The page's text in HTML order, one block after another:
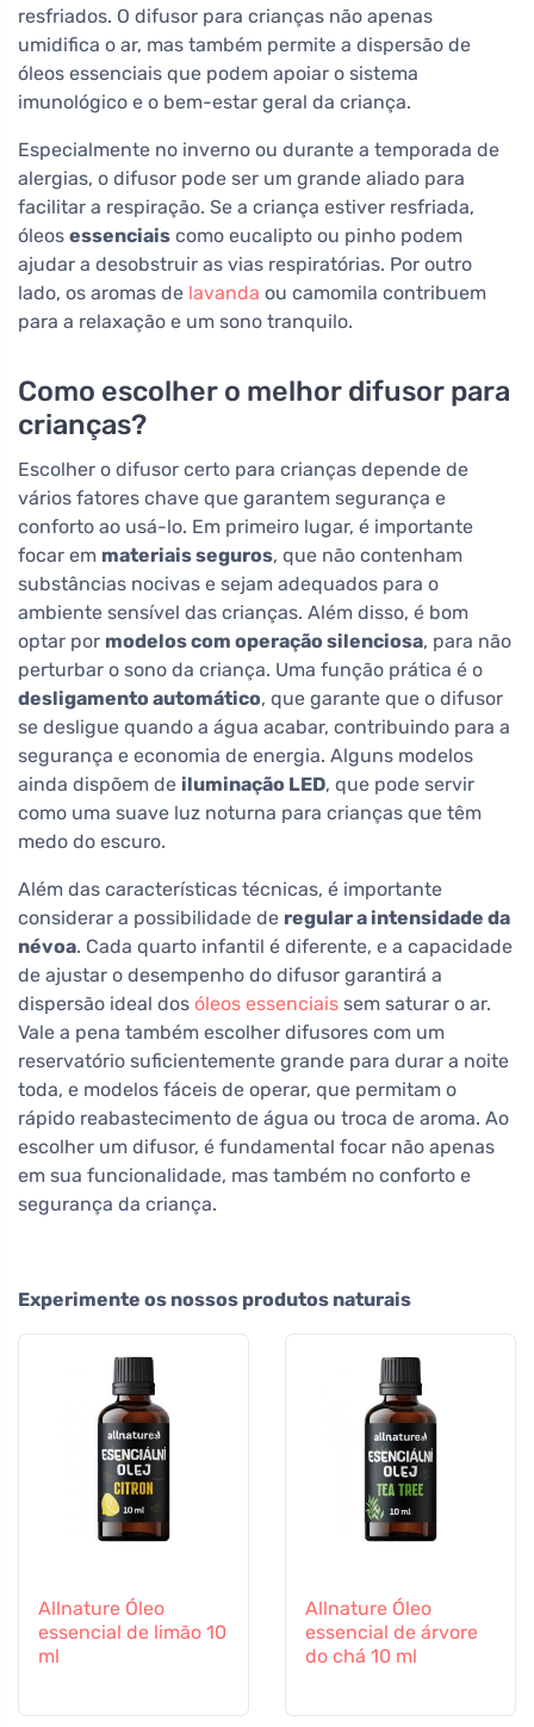
resfriados. O difusor para crianças não apenas
umidifica o ar, mas também permite a dispersão de
óleos essenciais que podem apoiar o sistema
imunológico e o bem-estar geral da criança.
Especialmente no inverno ou durante a temporada de
alergias, o difusor pode ser um grande aliado para
facilitar a respiração. Se a criança estiver resfriada,
óleos essenciais como eucalipto ou pinho podem
ajudar a desobstruir as vias respiratórias. Por outro
lado, os aromas de lavanda ou camomila contribuem
para a relaxação e um sono tranquilo.
Como escolher o melhor difusor para
crianças?
Escolher o difusor certo para crianças depende de
vários fatores chave que garantem segurança e
conforto ao usá-lo. Em primeiro lugar, é importante
focar em materiais seguros, que não contenham
substâncias nocivas e sejam adequados para o
ambiente sensível das crianças. Além disso, é bom
optar por modelos com operação silenciosa, para não
perturbar o sono da criança. Uma função prática é o
desligamento automático, que garante que o difusor
se desligue quando a água acabar, contribuindo para a
segurança e economia de energia. Alguns modelos
ainda dispõem de iluminação LED, que pode servir
como uma suave luz noturna para crianças que têm
medo do escuro.
Além das características técnicas, é importante
considerar a possibilidade de regular a intensidade da
névoa. Cada quarto infantil é diferente, e a capacidade
de ajustar o desempenho do difusor garantirá a
dispersão ideal dos óleos essenciais sem saturar o ar.
Vale a pena também escolher difusores com um
reservatório suficientemente grande para durar a noite
toda, e modelos fáceis de operar, que permitam o
rápido reabastecimento de água ou troca de aroma. Ao
escolher um difusor, é fundamental focar não apenas
em sua funcionalidade, mas também no conforto e
segurança da criança.
Experimente os nossos produtos naturais
Allnature Óleo
essencial de limão 10
ml
Allnature Óleo
essencial de árvore
do chá 10 ml